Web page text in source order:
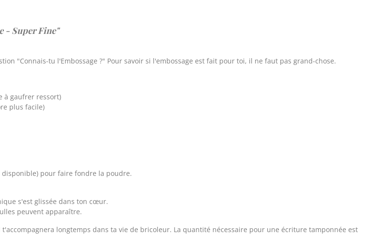
- Super Fine"
"Connais-tu l'Embossage ?" Pour savoir si l'embossage est fait pour toi, il ne faut pas grand-chose.
à gaufrer ressort)
plus facile)
disponible) pour faire fondre la poudre.
s'est glissée dans ton cœur.
peuvent apparaître.
longtemps dans ta vie de bricoleur. La quantité nécessaire pour une écriture tamponnée est